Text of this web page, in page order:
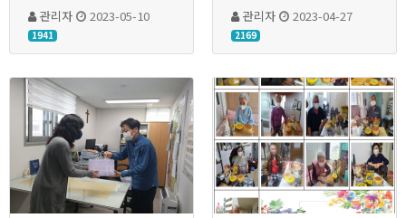
관리자 2023-05-10
1941
관리자 2023-04-27
2169